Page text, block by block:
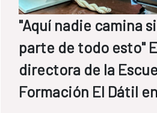
"Aquí nadie camina
parte de todo esto"
directora de la
Formación El Dátil